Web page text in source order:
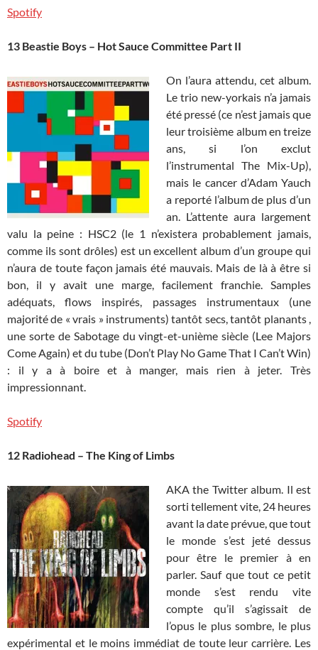
Spotify
13 Beastie Boys – Hot Sauce Committee Part II
On l’aura attendu, cet album.
Le trio new-yorkais n’a jamais
été pressé (ce n’est jamais que
leur troisième album en treize
ans, si l’on exclut
l’instrumental The Mix-Up),
mais le cancer d’Adam Yauch
a reporté l’album de plus d’un
an. L’attente aura largement
valu la peine : HSC2 (le 1 n’existera probablement jamais,
comme ils sont drôles) est un excellent album d’un groupe qui
n’aura de toute façon jamais été mauvais. Mais de là à être si
bon, il y avait une marge, facilement franchie. Samples
adéquats, flows inspirés, passages instrumentaux (une
majorité de « vrais » instruments) tantôt secs, tantôt planants ,
une sorte de Sabotage du vingt-et-unième siècle (Lee Majors
Come Again) et du tube (Don’t Play No Game That I Can’t Win)
: il y a à boire et à manger, mais rien à jeter. Très
impressionnant.
Spotify
12 Radiohead – The King of Limbs
AKA the Twitter album. Il est
sorti tellement vite, 24 heures
avant la date prévue, que tout
le monde s’est jeté dessus
pour être le premier à en
parler. Sauf que tout ce petit
monde s’est rendu vite
compte qu’il s’agissait de
l’opus le plus sombre, le plus
expérimental et le moins immédiat de toute leur carrière. Les